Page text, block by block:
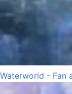
Waterworld - Fan